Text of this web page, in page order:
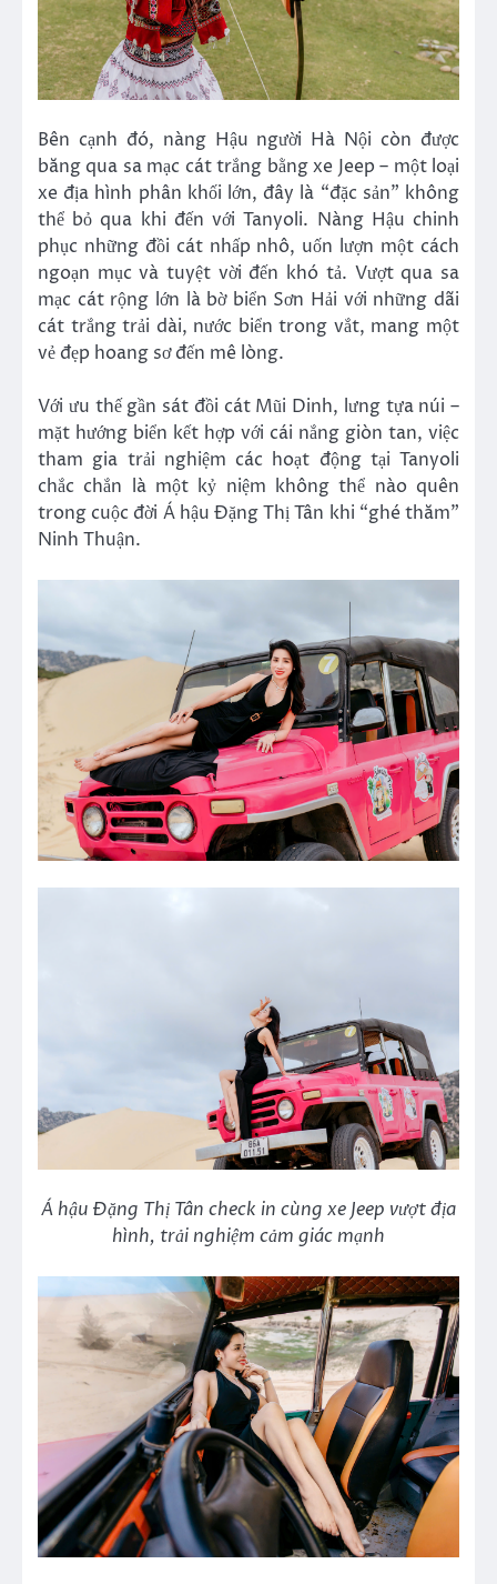
Bên cạnh đó, nàng Hậu người Hà Nội còn được
băng qua sa mạc cát trắng bằng xe Jeep – một loại
xe địa hình phân khối lớn, đây là “đặc sản” không
thể bỏ qua khi đến với Tanyoli. Nàng Hậu chinh
phục những đồi cát nhấp nhô, uốn lượn một cách
ngoạn mục và tuyệt vời đến khó tả. Vượt qua sa
mạc cát rộng lớn là bờ biển Sơn Hải với những dãi
cát trắng trải dài, nước biển trong vắt, mang một
vẻ đẹp hoang sơ đến mê lòng.
Với ưu thế gần sát đồi cát Mũi Dinh, lưng tựa núi –
mặt hướng biển kết hợp với cái nắng giòn tan, việc
tham gia trải nghiệm các hoạt động tại Tanyoli
chắc chắn là một kỷ niệm không thể nào quên
trong cuộc đời Á hậu Đặng Thị Tân khi “ghé thăm”
Ninh Thuận.
Á hậu Đặng Thị Tân check in cùng xe Jeep vượt địa
hình, trải nghiệm cảm giác mạnh